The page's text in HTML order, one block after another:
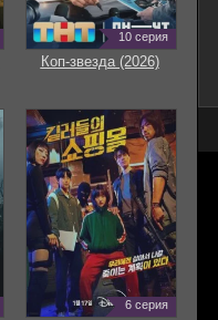
10 серия
Коп-звезда (2026)
6 серия